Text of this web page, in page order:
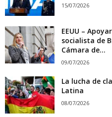
15/07/2026
EEUU –
socialista de
Cámara de...
09/07/2026
La lucha de
Latina
08/07/2026